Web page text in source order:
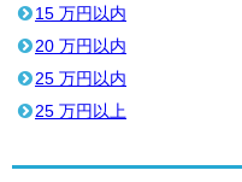
15 万円以内
20 万円以内
25 万円以内
25 万円以上